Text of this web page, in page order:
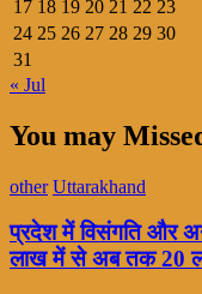
17 18 19 20 21 22 23
24 25 26 27 28 29 30
31
« Jul
You may
other Uttarakhand
प्रदेश में विसंगति और
लाख में से अब तक 20